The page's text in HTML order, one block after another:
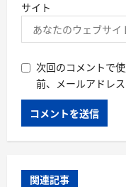
サイト
次回のコメントで
前、メールアドレ
関連記事